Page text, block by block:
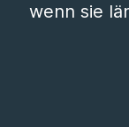
wenn sie